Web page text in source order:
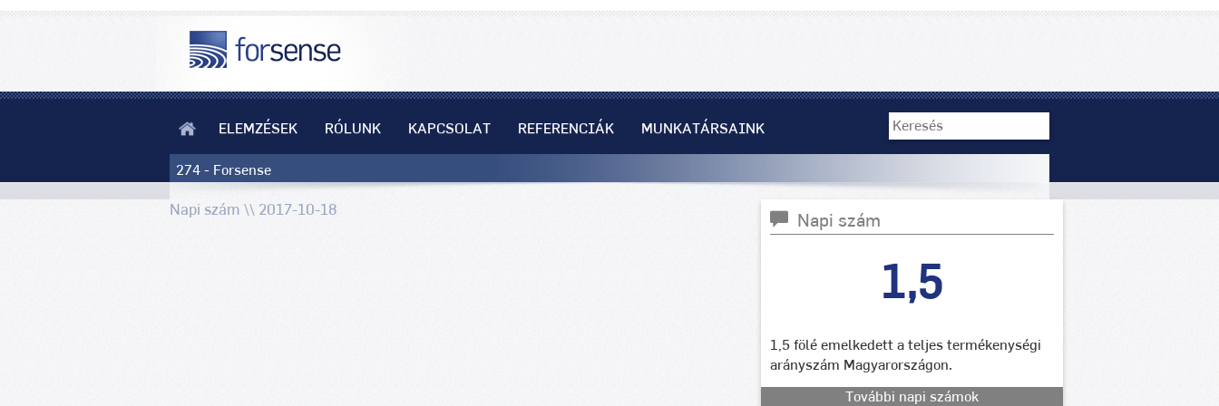
ELEMZÉSEK RÓLUNK KAPCSOLAT REFERENCIÁK MUNKATÁRSAINK
274 - Forsense
Napi szám \\ 2017-10-18
Napi szám
1,5
1,5 fölé emelkedett a teljes termékenységi
arányszám Magyarországon.
További napi számok